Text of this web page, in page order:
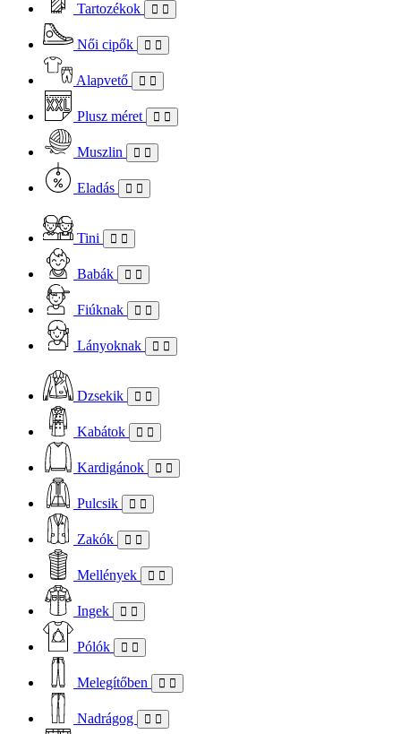
Tartozékok
Női cipők
Alapvető
Plusz méret
Muszlin
Eladás
Tini
Babák
Fiúknak
Lányoknak
Dzsekik
Kabátok
Kardigánok
Pulcsik
Zakók
Mellények
Ingek
Pólók
Melegítőben
Nadrágog